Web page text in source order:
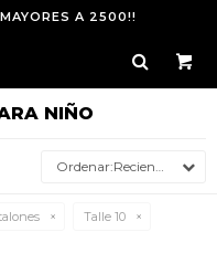
A 2500!!
NIÑO
Recientes
Talle 10